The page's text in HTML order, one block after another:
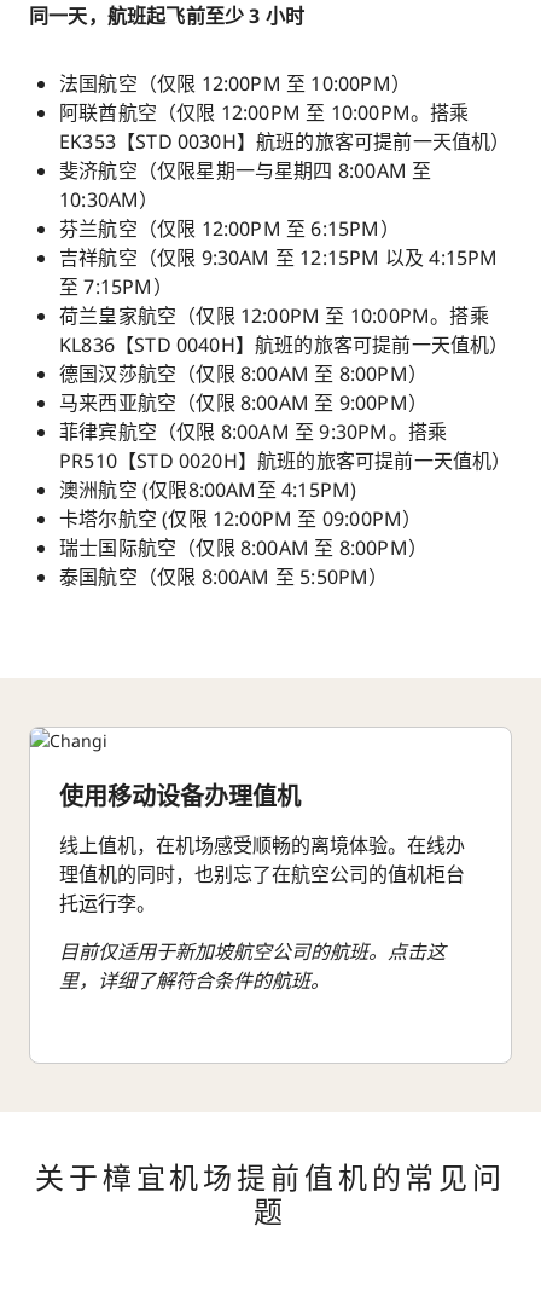
同一天，航班起飞前至少 3 小时
法国航空（仅限 12:00PM 至 10:00PM）
阿联酋航空（仅限 12:00PM 至 10:00PM。搭乘
EK353【STD 0030H】航班的旅客可提前一天值机）
斐济航空（仅限星期一与星期四 8:00AM 至
10:30AM）
芬兰航空（仅限 12:00PM 至 6:15PM）
吉祥航空（仅限 9:30AM 至 12:15PM 以及 4:15PM
至 7:15PM）
荷兰皇家航空（仅限 12:00PM 至 10:00PM。搭乘
KL836【STD 0040H】航班的旅客可提前一天值机）
德国汉莎航空（仅限 8:00AM 至 8:00PM）
马来西亚航空（仅限 8:00AM 至 9:00PM）
菲律宾航空（仅限 8:00AM 至 9:30PM。搭乘
PR510【STD 0020H】航班的旅客可提前一天值机）
澳洲航空 (仅限8:00AM至 4:15PM)
卡塔尔航空 (仅限 12:00PM 至 09:00PM）
瑞士国际航空（仅限 8:00AM 至 8:00PM）
泰国航空（仅限 8:00AM 至 5:50PM）
使用移动设备办理值机
线上值机，在机场感受顺畅的离境体验。在线办
理值机的同时，也别忘了在航空公司的值机柜台
托运行李。
目前仅适用于新加坡航空公司的航班。点击这
里，详细了解符合条件的航班。
关于樟宜机场提前值机的常见问
题